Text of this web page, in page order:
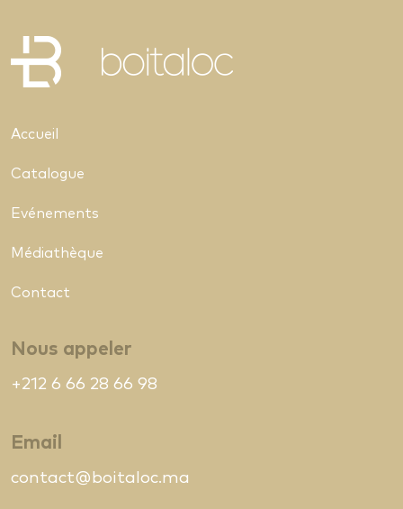
Accueil
Catalogue
Evénements
Médiathèque
Contact
Nous appeler
+212 6 66 28 66 98
Email
contact@boitaloc.ma